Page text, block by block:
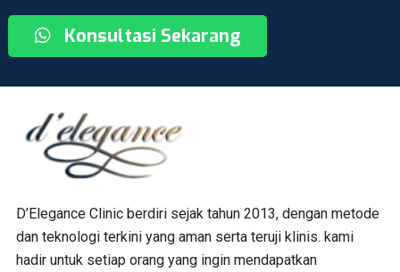
Konsultasi Sekarang
D’Elegance Clinic berdiri sejak tahun 2013, dengan metode
dan teknologi terkini yang aman serta teruji klinis. kami
hadir untuk setiap orang yang ingin mendapatkan